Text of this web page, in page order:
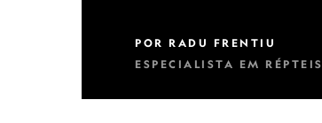
POR RADU FRENTIU
ESPECIALISTA EM RÉPTEIS